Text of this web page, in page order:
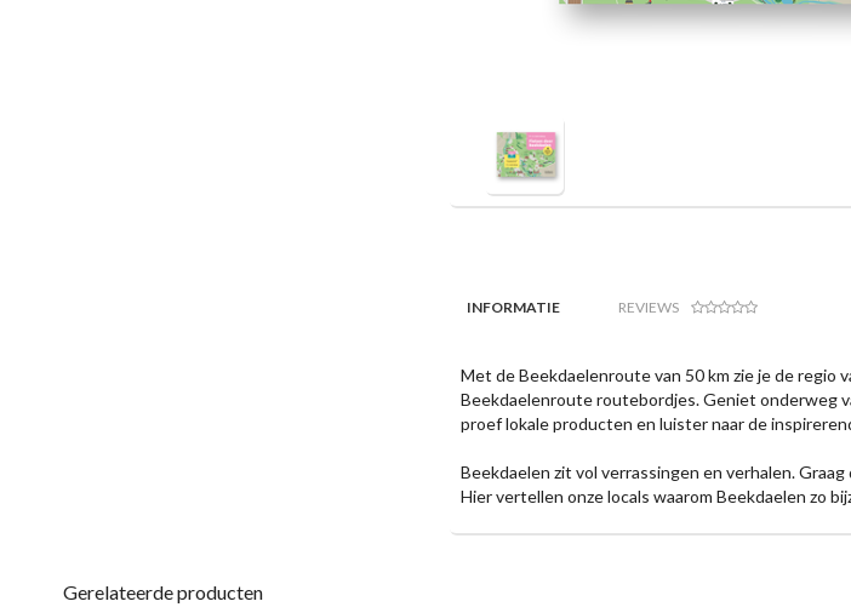
INFORMATIE REVIEWS
Met de Beekdaelenroute van 50 km zie je de
Beekdaelenroute routebordjes. Geniet onderweg
proef lokale producten en luister naar de
Beekdaelen zit vol verrassingen en verhalen.
Hier vertellen onze locals waarom Beekdaelen zo
Gerelateerde producten